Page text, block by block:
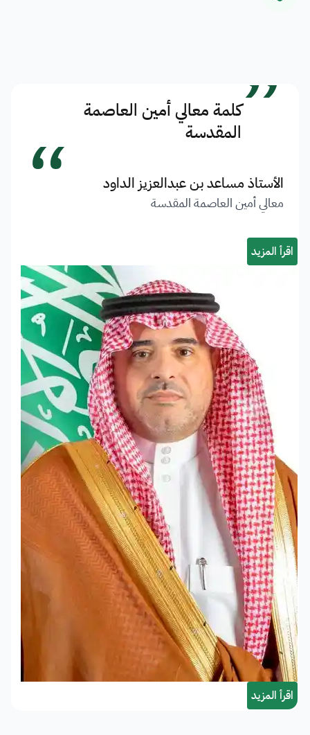
”كلمة معالي أمين العاصمة
المقدسة
الأستاذ مساعد بن عبدالعزيز الداود
معالي أمين العاصمة المقدسة “